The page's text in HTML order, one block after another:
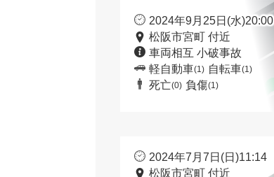
2024年9月25日(水)20:00
松阪市宮町 付近
車両相互 小破事故
軽自動車(1) 自転車(1)
死亡(0) 負傷(1)
2024年7月7日(日)11:14
松阪市宮町 付近